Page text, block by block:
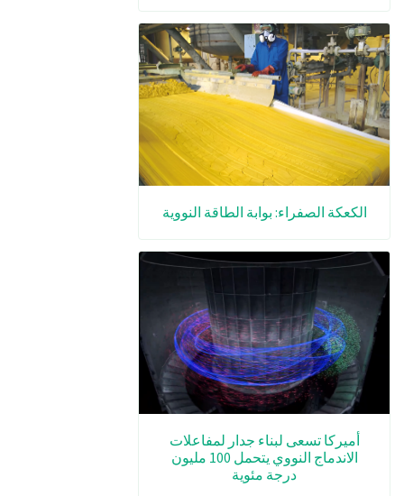
الكعكة الصفراء: بوابة الطاقة النووية
أميركا تسعى لبناء جدار لمفاعلات
الاندماج النووي يتحمل 100 مليون
درجة مئوية